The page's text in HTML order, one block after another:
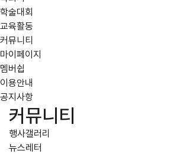
학술대회
교육활동
커뮤니티
마이페이지
멤버쉽
이용안내
공지사항
커뮤니티
행사갤러리
뉴스레터